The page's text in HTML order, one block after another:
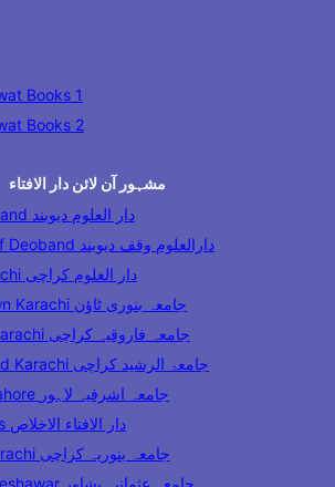
Books 1
Books 2
مشہور آن لائن دار الافتاء
Darul Ullom Deoband دار العلوم دیوبند
Darul Uloom Waqf Deoband دارالعلوم وقف دیوبند
Darul Uloom Karachi دار العلوم کراچی
Jamia Banuri Town Karachi جامعہ بنوری ٹاؤن
Jamia Farooqia Karachi جامعہ فاروقیہ کراچی
Jamia tur Rasheed Karachi جامعۃ الرشید کراچی
Jamia Ashrafia Lahore جامعہ اشرفیہ لاہور
Darul Ifta Al Ikhlas دار الافتاء الاخلاص
Jamia Banuria Karachi جامعہ بنوریہ کراچی
Jamia Usmania Peshawar جامعہ عثمانیہ پشاور